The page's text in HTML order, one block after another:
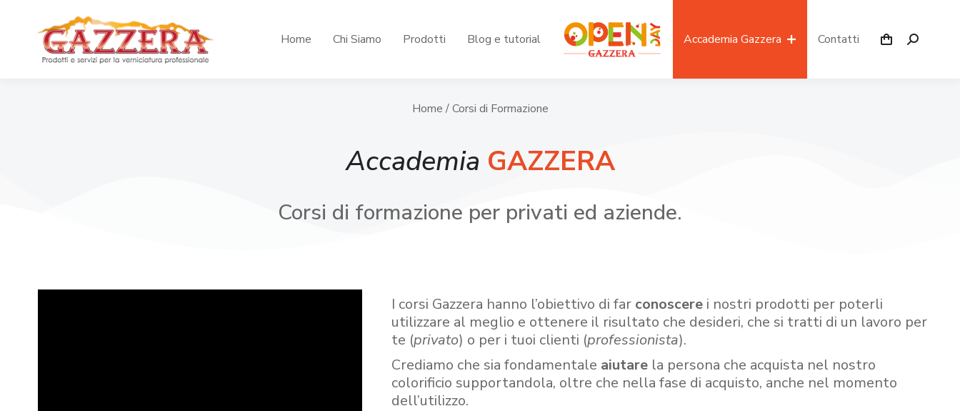
Home Chi Siamo Prodotti Blog e tutorial Accademia Gazzera Contatti
Home / Corsi di Formazione
Accademia GAZZERA
Corsi di formazione per privati ed aziende.
I corsi Gazzera hanno l’obiettivo di far conoscerei nostri prodotti per poterli
utilizzare al meglio e ottenere il risultato che desideri, che si tratti di un lavoro per
te (privato) o per i tuoi clienti (professionista).
Crediamo che sia fondamentale aiutare la persona che acquista nel nostro
colorificio supportandola, oltre che nella fase di acquisto, anche nel momento
dell’utilizzo.